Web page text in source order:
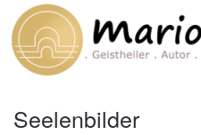
Zum Hauptinhalt springen
Seelenbilder